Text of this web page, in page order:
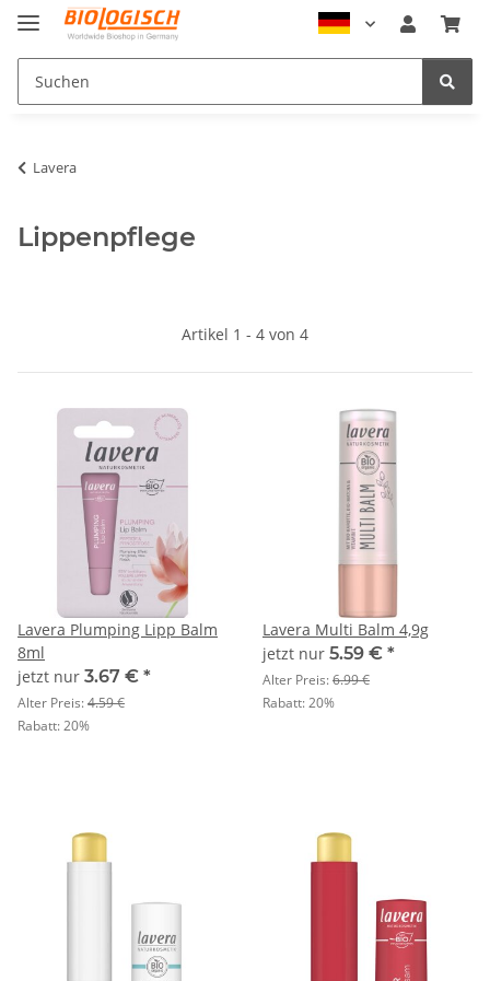
Lavera
Lippenpflege
Artikel 1 - 4 von 4
Lavera Plumping Lipp Balm
8ml
jetzt nur 3.67 € *
Alter Preis:4.59 €
Rabatt:20%
Lavera Multi Balm 4,9g
jetzt nur 5.59 € *
Alter Preis:6.99 €
Rabatt:20%